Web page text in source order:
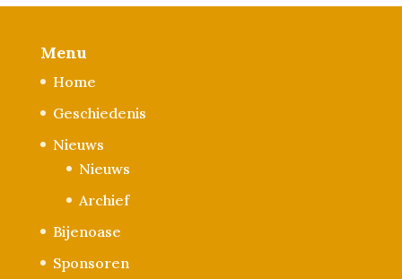
Menu
Home
Geschiedenis
Nieuws
Nieuws
Archief
Bijenoase
Sponsoren